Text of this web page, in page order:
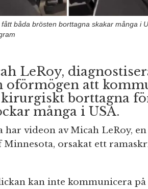
båda brösten borttagna skakar många i
LeRoy,
oförmögen att
borttagna
många i USA.
har videon av Micah LeRoy,
orsakat ett
kan inte kommunicera